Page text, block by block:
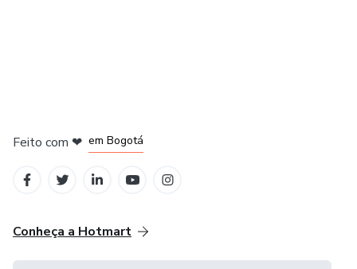
Feito com ❤ em Bogotá
Conheça a Hotmart